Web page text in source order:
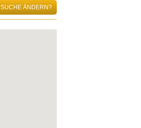
SUCHE ÄNDERN?